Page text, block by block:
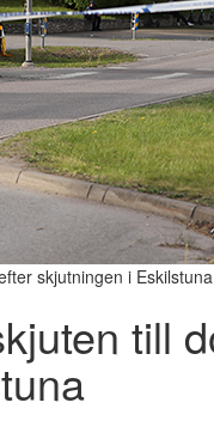
skjutningen i
till